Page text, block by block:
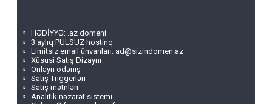
HƏDİYYƏ: .az domeni
3 aylıq PULSUZ hostinq
Limitsiz email ünvanları: ad@sizindomen.az
Xüsusi Satış Dizaynı
Onlayn ödəniş
Satış Triggerləri
Satış mətnləri
Analitik nəzarət sistemi